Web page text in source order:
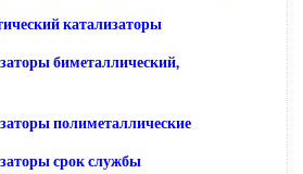
катализаторы
биметаллический,
полиметаллические
срок службы